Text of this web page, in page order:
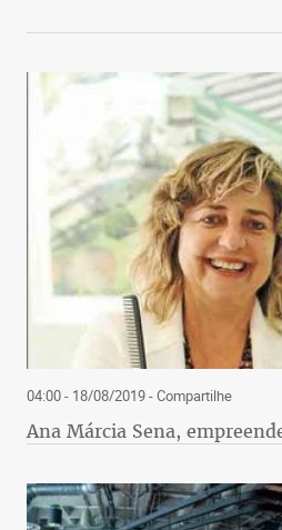
04:00 - 18/08/2019- Compartilhe
Ana Márcia Sena,